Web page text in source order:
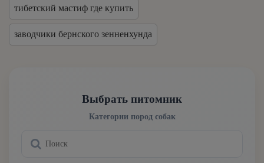
тибетский мастиф где купить
заводчики бернского зенненхунда
Выбрать питомник
Категории пород собак